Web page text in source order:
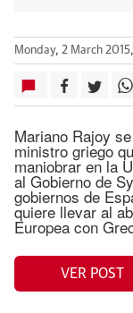
Monday, 2 March
Mariano Rajoy
ministro griego
maniobrar en la
al Gobierno de
gobiernos de
quiere llevar al
Europea con
VER POST